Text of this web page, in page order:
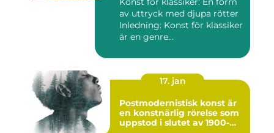
av uttryck med djupa rötter
Inledning: Konst för klassiker
är en genre...
17. jan
Postmodernistisk konst är
en konstnärlig rörelse som
uppstod i slutet av 1900-